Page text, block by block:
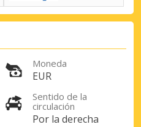
Moneda
EUR
Sentido de la
circulación
Por la derecha